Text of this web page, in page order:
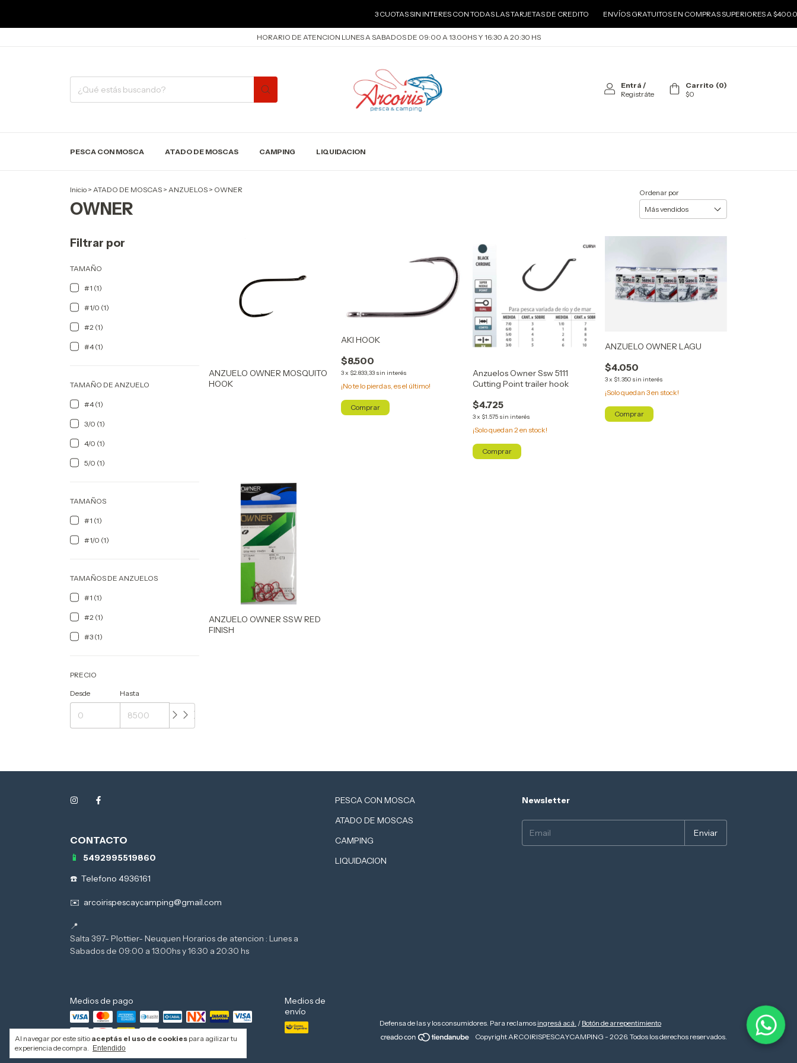
3 CUOTAS SIN INTERES CON TODAS LAS TARJETAS DE CREDITO ENVÍOS GRATUITOS EN COMPRAS SUPERIORES A
HORARIO DE ATENCION LUNES A SABADOS DE 09:00 A 13.00HS Y 16:30 A 20:30 HS
Entrá /
Registráte
Carrito (0)
$0
PESCA CON MOSCA ATADO DE MOSCAS CAMPING LIQUIDACION
Al navegar por este sitio aceptás el uso de cookies para agilizar tu
experiencia de compra.
Entendido
Inicio > ATADO DE MOSCAS > ANZUELOS > OWNER
OWNER
Ordenar por
Filtrar por
TAMAÑO
#1 (1)
#1/0 (1)
#2 (1)
#4 (1)
TAMAÑO DE ANZUELO
#4 (1)
3/0 (1)
4/0 (1)
5/0 (1)
TAMAÑOS
#1 (1)
#1/0 (1)
TAMAÑOS DE ANZUELOS
#1 (1)
#2 (1)
#3 (1)
PRECIO
Desde Hasta
ANZUELO OWNER MOSQUITO
HOOK
AKI HOOK
$8.500
3x $2.833,33 sin interés
¡No te lo pierdas, es el último!
Comprar
Anzuelos Owner Ssw 5111
Cutting Point trailer hook
$4.725
3x $1.575 sin interés
¡Solo quedan2en stock!
Comprar
ANZUELO OWNER LAGU
$4.050
3x $1.350 sin interés
¡Solo quedan 3en stock!
Comprar
ANZUELO OWNER SSW RED
FINISH
5492995519860
Telefono 4936161
arcoirispescaycamping@gmail.com
Salta 397- Plottier- Neuquen Horarios de atencion : Lunes a
PESCA CON MOSCA
ATADO DE MOSCAS
CAMPING
LIQUIDACION
Newsletter
Medios de pago
Medios de
envío
Defensa de las y los consumidores. Para reclamos ingresá acá. / Botón de arrepentimiento
Copyright ARCOIRISPESCAYCAMPING - 2026. Todos los derechos reservados.